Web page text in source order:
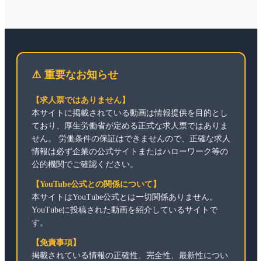
⚠️ 重要なお知らせ
【求人票ではありません】
本サイトに掲載されている動画は情報提供を目的とし
ており、厚生労働省が定める正式な求人票ではありま
せん。 労働条件の保証はできませんので、正確な求人
情報は必ず企業の公式サイトまたはハローワーク等の
公的機関でご確認ください。
【YouTube公式との関係について】
本サイトはYouTube公式とは一切関係ありません。
YouTubeに投稿された動画を紹介しているサイトで
す。
【免責事項】
掲載されている情報の正確性、完全性、最新性につい